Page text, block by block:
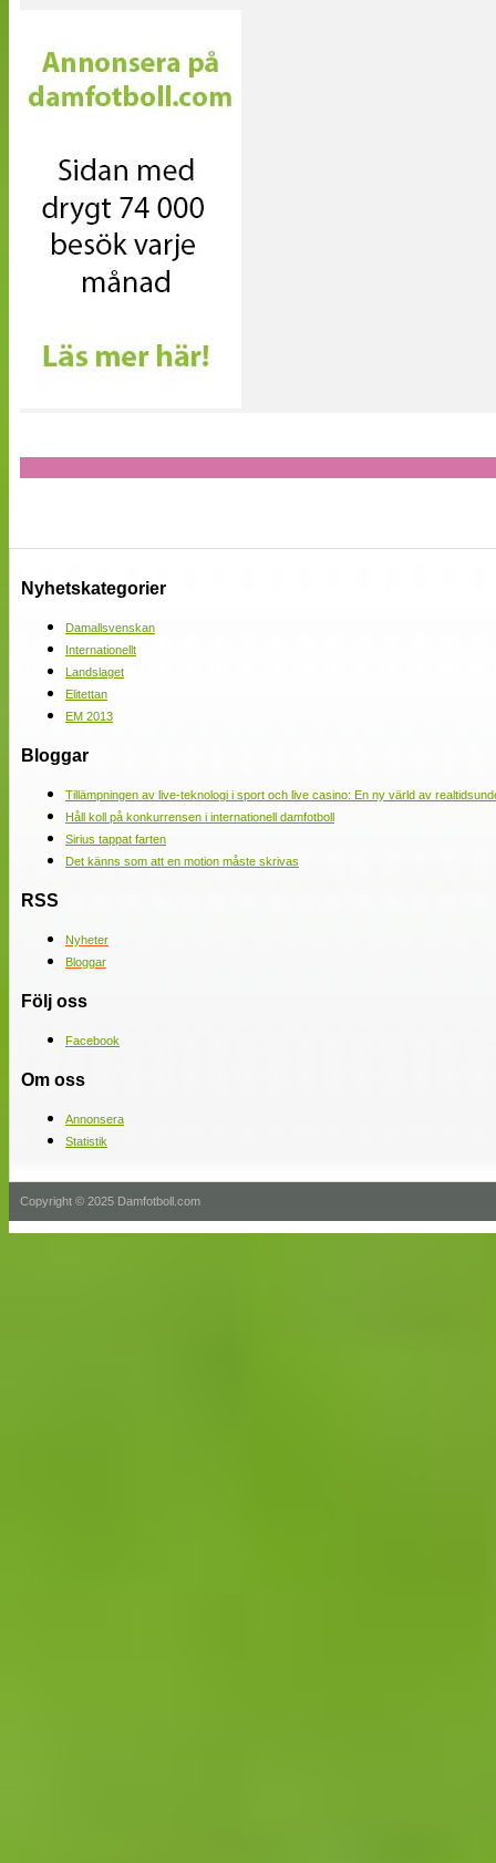
Nyhetskategorier
Damallsvenskan
Internationellt
Landslaget
Elitettan
EM 2013
Bloggar
Tillämpningen av live-teknologi i sport och live casino: En ny värld av
Håll koll på konkurrensen i internationell damfotboll
Sirius tappat farten
Det känns som att en motion måste skrivas
RSS
Nyheter
Bloggar
Följ oss
Facebook
Om oss
Annonsera
Statistik
Copyright © 2025 Damfotboll.com